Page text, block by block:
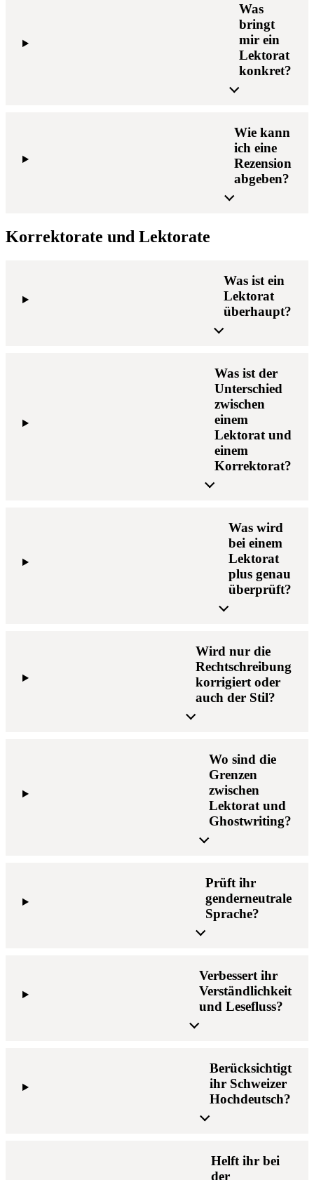
Was
bringt
mir ein
Lektorat
konkret?
Wie kann
ich eine
Rezension
abgeben?
Korrektorate und Lektorate
Was ist ein
Lektorat
überhaupt?
Was ist der
Unterschied
zwischen
einem
Lektorat und
einem
Korrektorat?
Was wird
bei einem
Lektorat
plus genau
überprüft?
Wird nur die
Rechtschreibung
korrigiert oder
auch der Stil?
Wo sind die
Grenzen
zwischen
Lektorat und
Ghostwriting?
Prüft ihr
genderneutrale
Sprache?
Verbessert ihr
Verständlichkeit
und Lesefluss?
Berücksichtigt
ihr Schweizer
Hochdeutsch?
Helft ihr bei
der